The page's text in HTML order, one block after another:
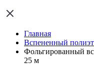
Главная
Вспененный
Фольгированный
25 м